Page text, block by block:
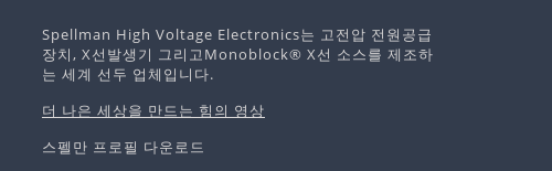
Spellman High Voltage Electronics는 고전압 전원공급
장치, X선발생기 그리고Monoblock® X선 소스를 제조하
는 세계 선두 업체입니다.
더 나은 세상을 만드는 힘의 영상
스펠만 프로필 다운로드